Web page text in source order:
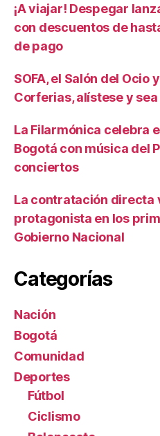
¡A viajar! Despegar
con descuentos de
de pago
SOFA, el Salón del Ocio
Corferias, alístese y
La Filarmónica celebra
Bogotá con música del
conciertos
La contratación directa
protagonista en los
Gobierno Nacional
Categorías
Nación
Bogotá
Comunidad
Deportes
Fútbol
Ciclismo